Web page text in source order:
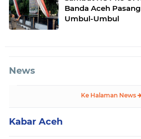
Banda Aceh
Umbul-Umbul
News
Ke Halaman News
Kabar Aceh